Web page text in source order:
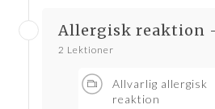
Allergisk reaktion
2 Lektioner
Allvarlig allergisk
reaktion